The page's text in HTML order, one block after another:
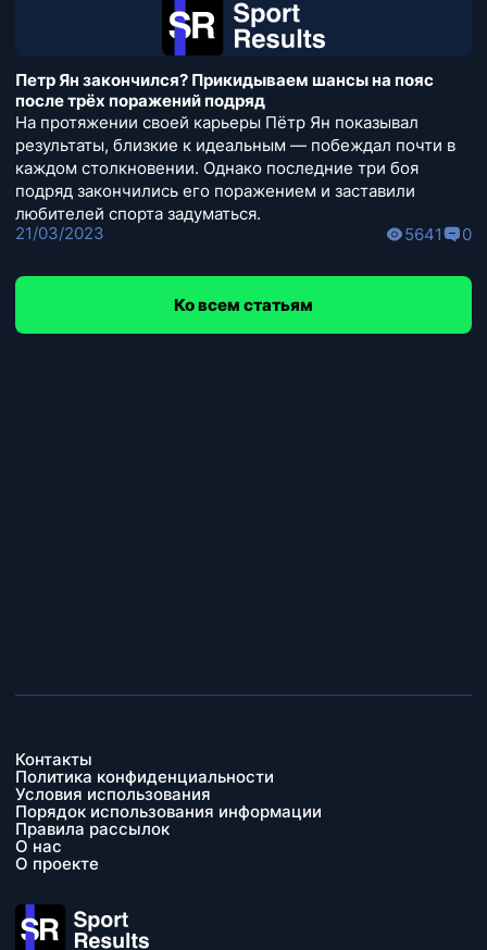
Петр Ян закончился? Прикидываем шансы на пояс
после трёх поражений подряд
На протяжении своей карьеры Пётр Ян показывал
результаты, близкие к идеальным — побеждал почти в
каждом столкновении. Однако последние три боя
подряд закончились его поражением и заставили
любителей спорта задуматься.
21/03/2023
5641 0
Ко всем статьям
Контакты
Политика конфиденциальности
Условия использования
Порядок использования информации
Правила рассылок
О нас
О проекте